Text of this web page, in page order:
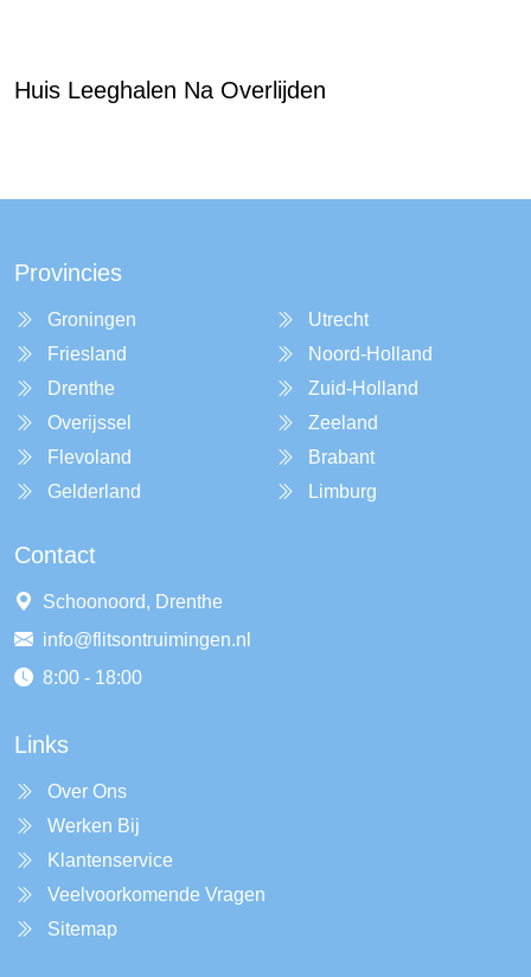
Huis Leeghalen Na Overlijden
Provincies
Groningen
Friesland
Drenthe
Overijssel
Flevoland
Gelderland
Utrecht
Noord-Holland
Zuid-Holland
Zeeland
Brabant
Limburg
Contact
Schoonoord, Drenthe
info@flitsontruimingen.nl
8:00 - 18:00
Links
Over Ons
Werken Bij
Klantenservice
Veelvoorkomende Vragen
Sitemap